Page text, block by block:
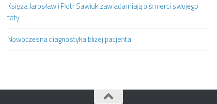
Księża Jarosław i Piotr Sawiuk zawiadamiają o śmierci swojego
taty
Nowoczesna diagnostyka bliżej pacjenta